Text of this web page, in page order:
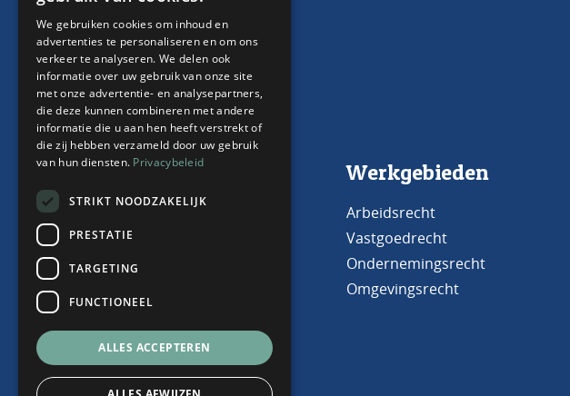
Neem contact met ons
op
Capelle aan den IJssel
010 220 44 00
mail@haijwende.nl
Werkgebieden
Arbeidsrecht
Vastgoedrecht
Ondernemingsrecht
Omgevingsrecht
We gebruiken cookies om inhoud en
advertenties te personaliseren en om ons
verkeer te analyseren. We delen ook
informatie over uw gebruik van onze site
met onze advertentie- en analysepartners,
die deze kunnen combineren met andere
informatie die u aan hen heeft verstrekt of
die zij hebben verzameld door uw gebruik
van hun diensten. Privacybeleid
STRIKT NOODZAKELIJK
PRESTATIE
TARGETING
FUNCTIONEEL
ALLES ACCEPTEREN